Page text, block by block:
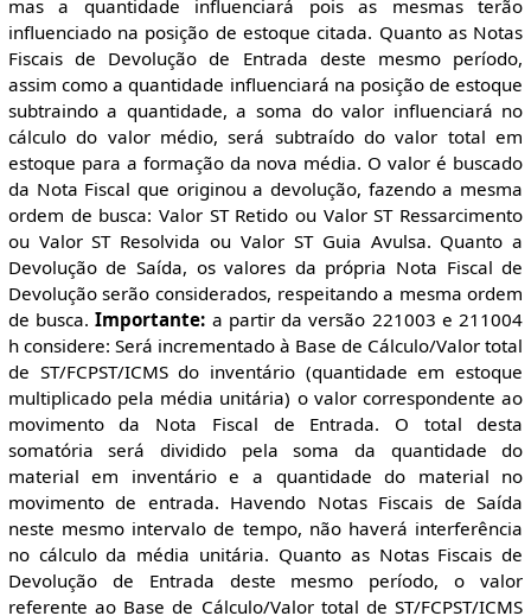
mas a quantidade influenciará pois as mesmas terão
influenciado na posição de estoque citada. Quanto as Notas
Fiscais de Devolução de Entrada deste mesmo período,
assim como a quantidade influenciará na posição de estoque
subtraindo a quantidade, a soma do valor influenciará no
cálculo do valor médio, será subtraído do valor total em
estoque para a formação da nova média. O valor é buscado
da Nota Fiscal que originou a devolução, fazendo a mesma
ordem de busca: Valor ST Retido ou Valor ST Ressarcimento
ou Valor ST Resolvida ou Valor ST Guia Avulsa. Quanto a
Devolução de Saída, os valores da própria Nota Fiscal de
Devolução serão considerados, respeitando a mesma ordem
de busca.Importante: a partir da versão 221003 e 211004
h considere: Será incrementado à Base de Cálculo/Valor total
de ST/FCPST/ICMS do inventário (quantidade em estoque
multiplicado pela média unitária) o valor correspondente ao
movimento da Nota Fiscal de Entrada. O total desta
somatória será dividido pela soma da quantidade do
material em inventário e a quantidade do material no
movimento de entrada. Havendo Notas Fiscais de Saída
neste mesmo intervalo de tempo, não haverá interferência
no cálculo da média unitária. Quanto as Notas Fiscais de
Devolução de Entrada deste mesmo período, o valor
referente ao Base de Cálculo/Valor total de ST/FCPST/ICMS